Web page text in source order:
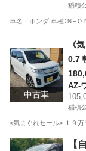
稲積
車名：ホンダ 車種∶Ｎ−
中古車
《
0.7
ムス
AZ-
稲積
<気まぐれセール> １９
北海道 札幌市 【